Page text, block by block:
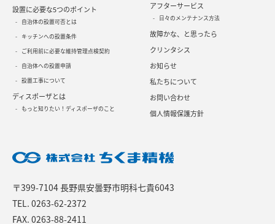
設置に必要な5つのポイント
自治体の設置可否とは
キッチンへの設置条件
ご利用前に必要な維持管理点検契約
自治体への設置申請
設置工事について
ディスポーザとは
もっと知りたい！ディスポーザのこと
アフターサービス
日々のメンテナンス方法
故障かな、と思ったら
クリンタシス
お知らせ
私たちについて
お問い合わせ
個人情報保護方針
〒399-7104 長野県安曇野市明科七貴6043
TEL. 0263-62-2372
FAX. 0263-88-2411